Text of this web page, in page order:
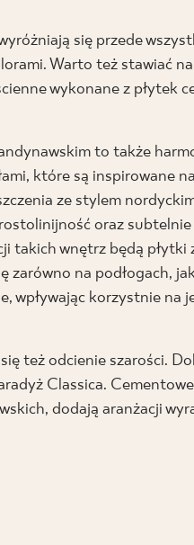
się przede
Warto też stawiać
wykonane z płytek
to także
które są inspirowane
ze stylem
oraz subtelnie
takich wnętrz będą płytki
zarówno na podłogach,
wpływając korzystnie na
też odcienie szarości.
Classica.
dodają aranżacji